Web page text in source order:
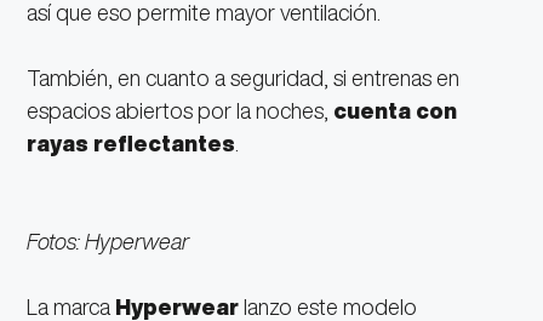
así que eso permite mayor ventilación.
También, en cuanto a seguridad, si entrenas en
espacios abiertos por la noches, cuenta con
rayas reflectantes
Fotos: Hyperwear
La marca Hyperwear lanzo este modelo